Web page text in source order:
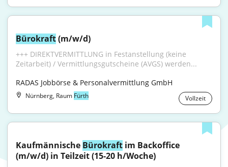
Bürokraft (m/w/d)
+++ DIREKTVERMITTLUNG in Festanstellung (keine
Zeitarbeit) / Vermittlungsgutscheine (AVGS) werden...
RADAS Jobbörse & Personalvermittlung GmbH
Nürnberg, Raum Fürth Vollzeit
Kaufmännische Bürokraft im Backoffice
(m/w/d) in Teilzeit (15-20 h/Woche)